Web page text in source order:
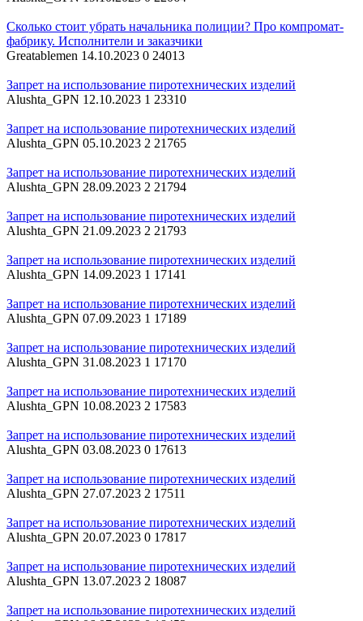
Сколько стоит убрать начальника полиции? Про компромат-
фабрику. Исполнители и заказчики
Greatablemen 14.10.2023 0 24013
Запрет на использование пиротехнических изделий
Alushta_GPN 12.10.2023 1 23310
Запрет на использование пиротехнических изделий
Alushta_GPN 05.10.2023 2 21765
Запрет на использование пиротехнических изделий
Alushta_GPN 28.09.2023 2 21794
Запрет на использование пиротехнических изделий
Alushta_GPN 21.09.2023 2 21793
Запрет на использование пиротехнических изделий
Alushta_GPN 14.09.2023 1 17141
Запрет на использование пиротехнических изделий
Alushta_GPN 07.09.2023 1 17189
Запрет на использование пиротехнических изделий
Alushta_GPN 31.08.2023 1 17170
Запрет на использование пиротехнических изделий
Alushta_GPN 10.08.2023 2 17583
Запрет на использование пиротехнических изделий
Alushta_GPN 03.08.2023 0 17613
Запрет на использование пиротехнических изделий
Alushta_GPN 27.07.2023 2 17511
Запрет на использование пиротехнических изделий
Alushta_GPN 20.07.2023 0 17817
Запрет на использование пиротехнических изделий
Alushta_GPN 13.07.2023 2 18087
Запрет на использование пиротехнических изделий